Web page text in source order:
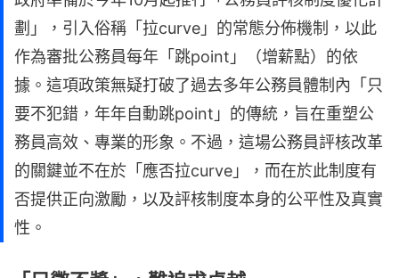
劃」，引入俗稱「拉curve」的常態分佈機制，以此
作為審批公務員每年「跳point」（增薪點）的依
據。這項政策無疑打破了過去多年公務員體制內「只
要不犯錯，年年自動跳point」的傳統，旨在重塑公
務員高效、專業的形象。不過，這場公務員評核改革
的關鍵並不在於「應否拉curve」，而在於此制度有
否提供正向激勵，以及評核制度本身的公平性及真實
性。